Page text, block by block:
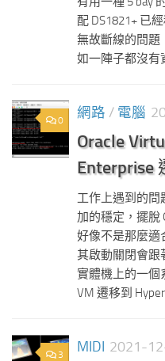
配 DS1821+ 已
無故斷線的問題
如一陣子都沒有
0 網路 / 電腦
Oracle
Enterprise
工作上遇到的問
加的穩定，擺脫
好像不是那麼適
其啟動關閉會跟
實體機上的一個
VM 遷移到
3 MIDI 2021-